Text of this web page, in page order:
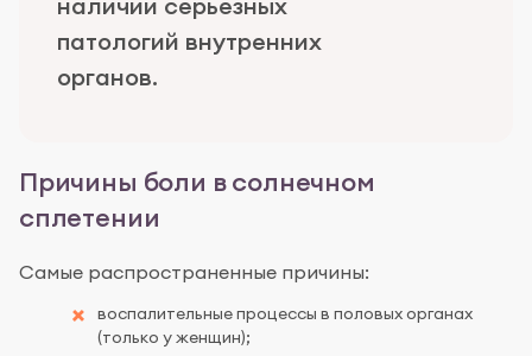
патологий внутренних
органов.
Причины боли в солнечном
сплетении
Самые распространенные причины:
воспалительные процессы в половых органах
(только у женщин);